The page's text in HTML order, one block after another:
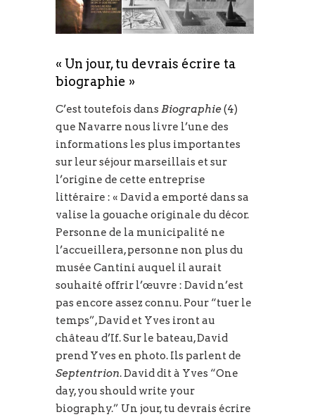
« Un jour, tu devrais écrire ta
biographie »
C’est toutefois dans Biographie(4)
que Navarre nous livre l’une des
informations les plus importantes
sur leur séjour marseillais et sur
l’origine de cette entreprise
littéraire : « David a emporté dans sa
valise la gouache originale du décor.
Personne de la municipalité ne
l’accueillera, personne non plus du
musée Cantini auquel il aurait
souhaité offrir l’œuvre : David n’est
pas encore assez connu. Pour “tuer le
temps”, David et Yves iront au
château d’If. Sur le bateau, David
prend Yves en photo. Ils parlent de
Septentrion. David dit à Yves “One
day, you should write your
biography.” Un jour, tu devrais écrire